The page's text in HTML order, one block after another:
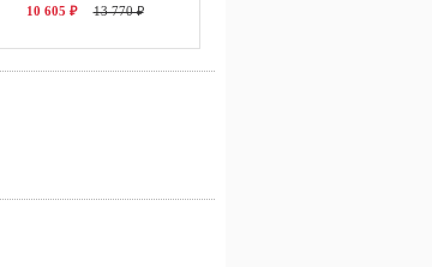
10 605 ₽ 13 770 ₽